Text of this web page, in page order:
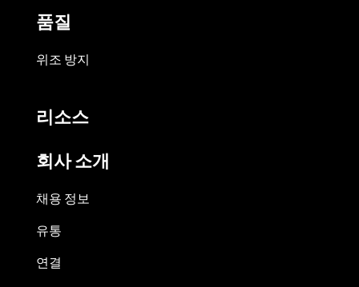
품질
위조 방지
리소스
회사 소개
채용 정보
유통
연결